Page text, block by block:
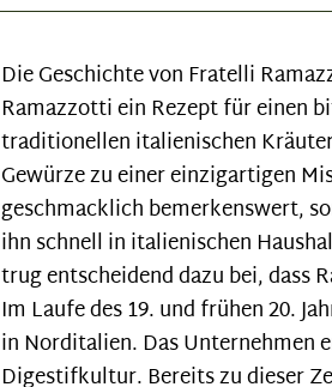
Die Geschichte von Fratelli
Ramazzotti ein Rezept für einen
traditionellen italienischen
Gewürze zu einer einzigartigen
geschmacklich bemerkenswert,
ihn schnell in italienischen
trug entscheidend dazu bei, dass
Im Laufe des 19. und frühen 20.
in Norditalien. Das Unternehmen
Digestifkultur. Bereits zu dieser